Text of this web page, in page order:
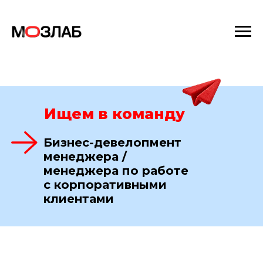
Ищем в команду
Бизнес-девелопмент
менеджера /
менеджера по работе
с корпоративными
клиентами